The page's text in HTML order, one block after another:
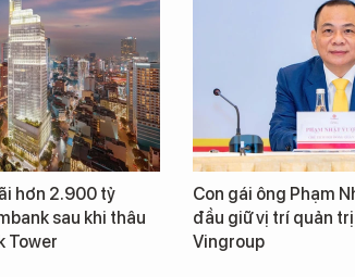
hơn 2.900 tỷ
sau khi thâu
Tower
Con gái ông Phạm
đầu giữ vị trí quản
Vingroup